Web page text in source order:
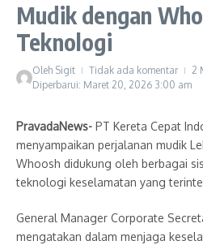
Mudik dengan
Teknologi
Oleh Sigit Tidak ada komentar
2
Diperbarui: Maret 20, 2026 3:00 am
PravadaNews- PT Kereta Cepat
menyampaikan perjalanan mudik
Whoosh didukung oleh berbagai
teknologi keselamatan yang
General Manager Corporate
mengatakan dalam menjaga